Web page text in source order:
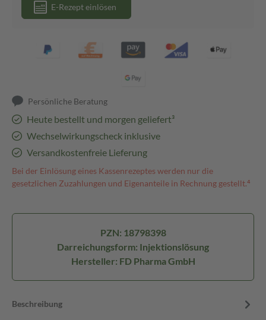
E-Rezept einlösen
Persönliche Beratung
Heute bestellt und morgen geliefert³
Wechselwirkungscheck inklusive
Versandkostenfreie Lieferung
Bei der Einlösung eines Kassenrezeptes werden nur die
gesetzlichen Zuzahlungen und Eigenanteile in Rechnung gestellt.⁴
PZN: 18798398
Darreichungsform: Injektionslösung
Hersteller: FD Pharma GmbH
Beschreibung